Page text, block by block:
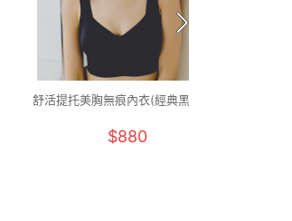
舒活提托美胸無痕內衣(經典黑 女M-
$880